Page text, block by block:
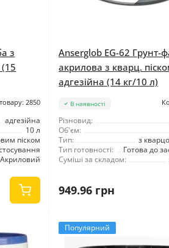
з
2850
адгезійна
10 л
піском
Акриловий
Anserglob EG-62 Грунт-
акрилова з кварц.
адгезійна (14 кг/10 л)
В наявності
Різновид:
Об'єм:
Тип:
з
Тип готовності:
Готова до
Суміші за складом:
949.96 грн
Популярний